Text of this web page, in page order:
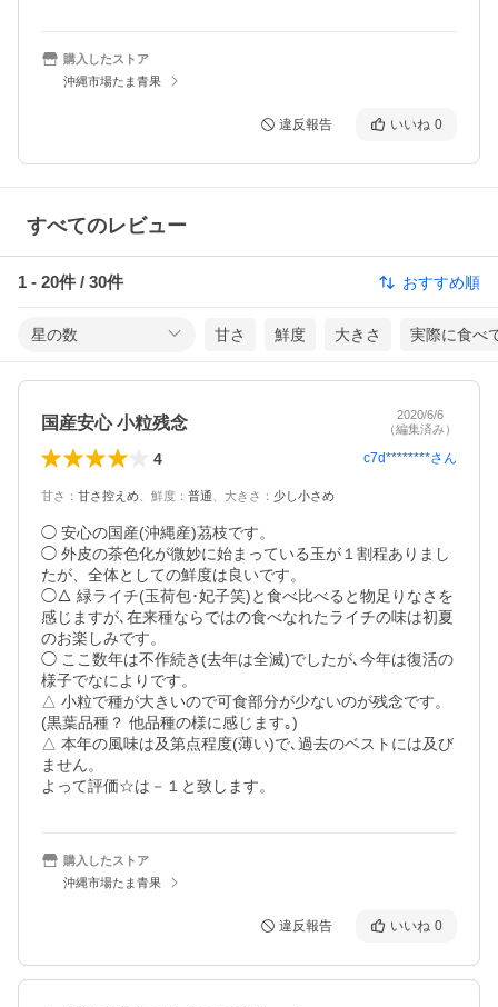
購入したストア
沖縄市場たま青果
違反報告 いいね 0
すべてのレビュー
1 - 20件 / 30件 おすすめ順
星の数 甘さ 鮮度 大きさ 実際に食べ
国産安心 小粒残念
2020/6/6
（編集済み）
4 c7d********さん
甘さ ： 甘さ控えめ 鮮度 ： 普通 大きさ ： 少し小さめ
◯ 安心の国産(沖縄産)茘枝です。
◯ 外皮の茶色化が微妙に始まっている玉が１割程ありまし
たが、全体としての鮮度は良いです。
◯△ 緑ライチ(玉荷包･妃子笑)と食べ比べると物足りなさを
感じますが､在来種ならではの食べなれたライチの味は初夏
のお楽しみです。
◯ ここ数年は不作続き(去年は全滅)でしたが､今年は復活の
様子でなによりです。
△ 小粒で種が大きいので可食部分が少ないのが残念です。
(黒葉品種？ 他品種の様に感じます｡)
△ 本年の風味は及第点程度(薄い)で､過去のベストには及び
ません。
よって評価☆は－１と致します。
購入したストア
沖縄市場たま青果
違反報告 いいね 0